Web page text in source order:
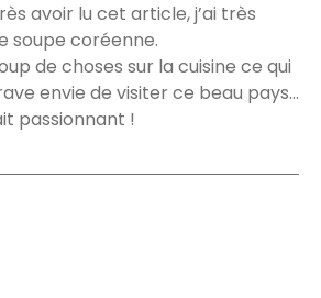
avoir lu cet article, j’ai très
soupe coréenne.
de choses sur la cuisine ce qui
envie de visiter ce beau pays…
passionnant !